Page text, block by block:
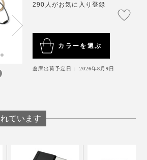
ーズなタッチは、まさに、ワイヤ
のIDカードホルダーと違って、セ
り用の磁気自体を防ぐので、ウラ
たままタッチしても、反応しませ
してお使いください。
は、スライド穴があるので、カード
Orbitkey IDカードホルダー・プロ』
ケースやガジェットケースをつくっ
、生まれた逸品でしょう。
ルズ・イン氏は、こう語ります。
ってこられた時、感じ入るものが
と話し合えるオフィス、お気に入り
ードホルダー、ワイヤーをひっぱる
がうるさくて」
と、ワイヤーが出てこなくて、結
ータッチしてた」
こうすぐにワイヤーが切れたり、
カードホルダー問題に悩んでいる
。
ホルダー・プロ』は、試作とテスト
290人がお気に入り登録
カラーを選ぶ
倉庫出荷予定日： 2026年8月9日
ています